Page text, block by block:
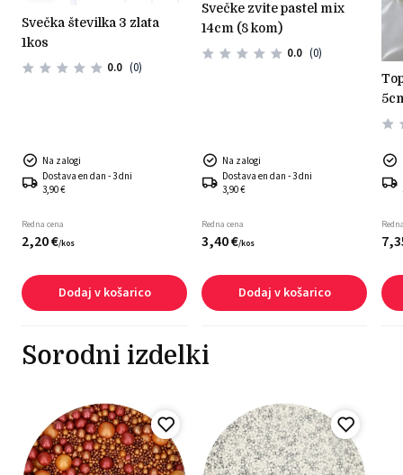
svečka številka 3 zlata
1kos
0.0 (0)
Na zalogi
Dostava en dan - 3 dni
3,90 €
Redna cena
2,20€/kos
Dodaj v košarico
svečke zvite pastel mix
14cm (8 kom)
0.0 (0)
Na zalogi
Dostava en dan - 3 dni
3,90 €
Redna cena
3,40€/kos
Dodaj v košarico
topper pleksi zlati križ -
7,
Sorodni izdelki